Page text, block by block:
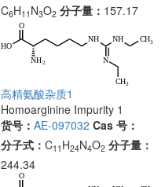
C6H11 N3O2 分子量： 157.17
高精氨酸杂质1
Homoarginine Impurity 1
货号： AE-097032 Cas 号：
分子式： C11 H24N4O2 分子量：
244.34